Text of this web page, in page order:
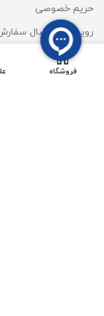
حریم خصوصی
رویه های ارسال
شیوه های پرداخت
فروشگاه